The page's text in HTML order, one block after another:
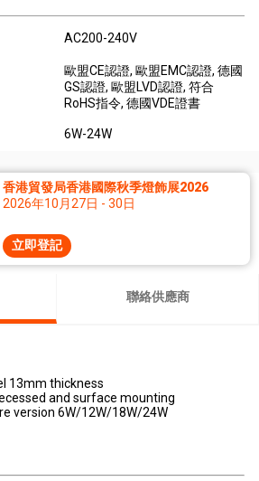
AC200-240V
歐盟CE認證, 歐盟EMC認證, 德國
GS認證, 歐盟LVD認證, 符合
RoHS指令, 德國VDE證書
6W-24W
香港貿發局香港國際秋季燈飾展2026
2026年10月27日 - 30日
立即登記
聯絡供應商
13mm thickness
and surface mounting
version 6W/12W/18W/24W